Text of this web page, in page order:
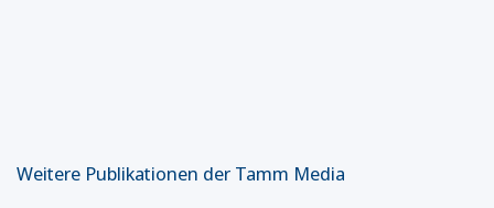
Weitere Publikationen der Tamm Media